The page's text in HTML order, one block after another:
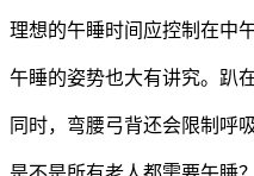
理想的午睡时间应控制在中
午睡的姿势也大有讲究。趴
同时，弯腰弓背还会限制呼